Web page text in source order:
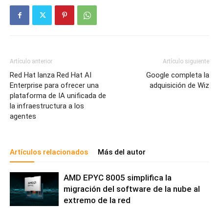
Artículo anterior
Red Hat lanza Red Hat AI
Enterprise para ofrecer una
plataforma de IA unificada de
la infraestructura a los
agentes
Artículo siguiente
Google completa la
adquisición de Wiz
Artículos relacionados Más del autor
AMD EPYC 8005 simplifica la
migración del software de la nube al
extremo de la red